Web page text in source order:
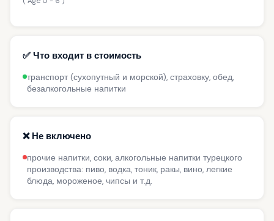
✅ Что входит в стоимость
транспорт (сухопутный и морской), страховку, обед,
безалкогольные напитки
❌ Не включено
прочие напитки, соки, алкогольные напитки турецкого
производства: пиво, водка, тоник, ракы, вино, легкие
блюда, мороженое, чипсы и т.д.